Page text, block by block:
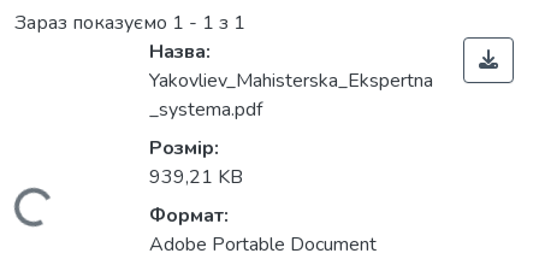
Зараз показуємо 1 - 1 з 1
Назва:
Yakovliev_Mahisterska_Ekspertna
_systema.pdf
Розмір:
939,21 KB
Формат:
Adobe Portable Document